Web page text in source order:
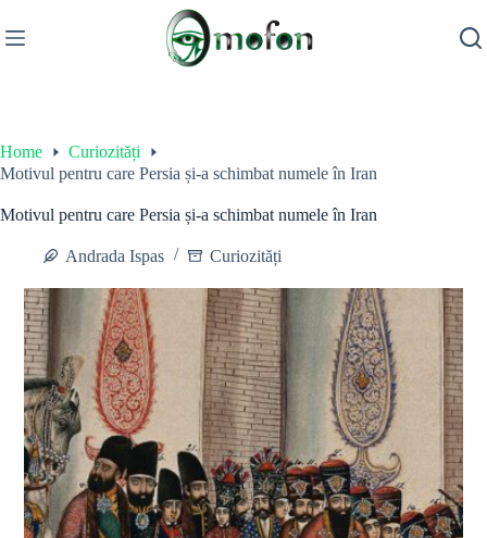
to
content
Home
Curiozități
Motivul pentru care Persia și-a schimbat numele în Iran
Motivul pentru care Persia și-a schimbat numele în Iran
Andrada Ispas Curiozități